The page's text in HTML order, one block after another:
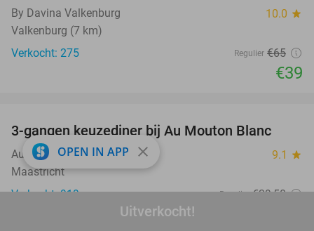
Uitverkocht!
By Davina Valkenburg 10.0 star
Valkenburg (7 km)
Verkocht: 275
Regulier €65
€39
33%
3-gangen keuzediner bij Au Mouton Blanc
Au Mouton Blanc 9.1 star
Maastricht
Verkocht: 919
Regulier €39,50
OPEN IN APP close